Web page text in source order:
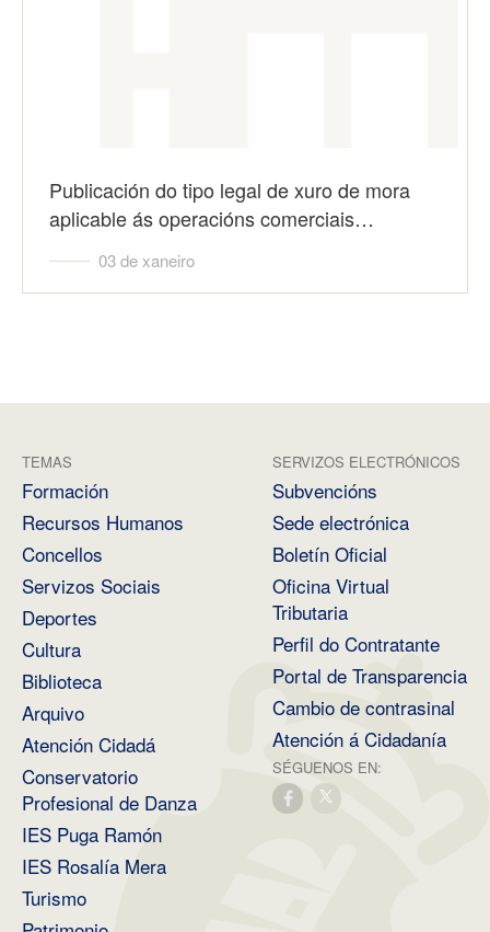
Publicación do tipo legal de xuro de mora
aplicable ás operacións comerciais…
03 de xaneiro
TEMAS
Formación
Recursos Humanos
Concellos
Servizos Sociais
Deportes
Cultura
Biblioteca
Arquivo
Atención Cidadá
Conservatorio
Profesional de Danza
IES Puga Ramón
IES Rosalía Mera
Turismo
SERVIZOS ELECTRÓNICOS
Subvencións
Sede electrónica
Boletín Oficial
Oficina Virtual
Tributaria
Perfil do Contratante
Portal de Transparencia
Cambio de contrasinal
Atención á Cidadanía
SÉGUENOS EN: